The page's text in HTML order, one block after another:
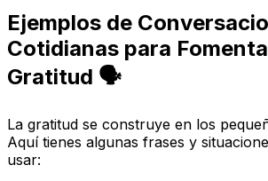
Ejemplos de
Cotidianas para
Gratitud 🗣️
La gratitud se construye en los
Aquí tienes algunas frases y
usar: